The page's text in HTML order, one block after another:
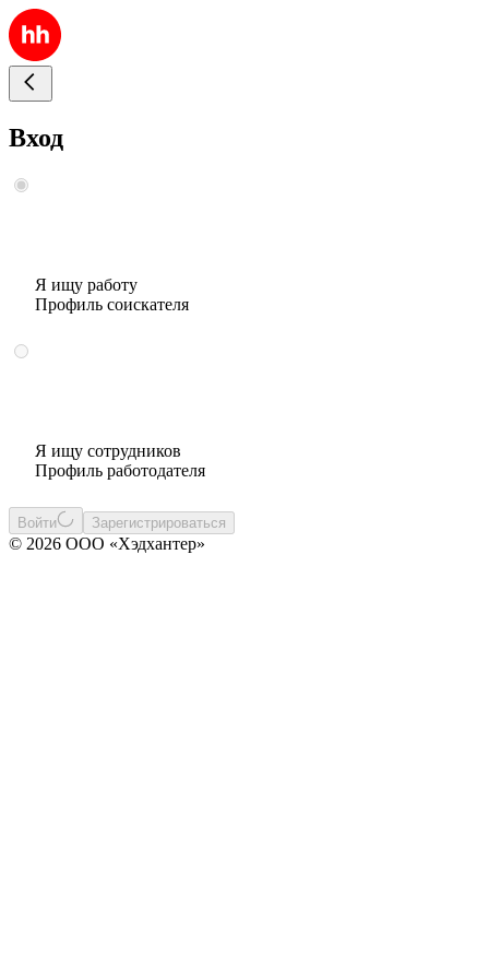
Вход
Я ищу работу
Профиль соискателя
Я ищу сотрудников
Профиль работодателя
Войти Зарегистрироваться
© 2026 ООО «Хэдхантер»